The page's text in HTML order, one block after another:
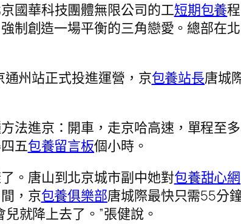
國華科技團體無限公司的工短期包養
制創造一場平衡的三角戀愛。總部在
州站正式投進運營，京包養站長唐城
法進京：開車，走京哈高速，單程至
五包養留言板個小時。
。唐山到北京城市副中她對包養甜心網
，京包養俱樂部唐城際最快只需55分
就降上去了。”張健說。